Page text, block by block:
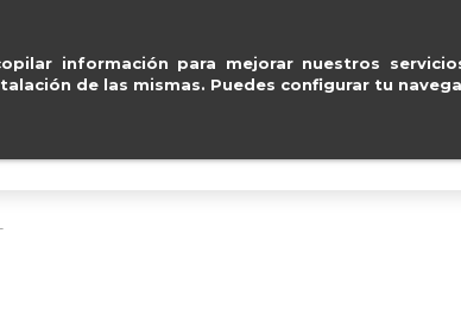
información para mejorar nuestros
de las mismas. Puedes configurar tu